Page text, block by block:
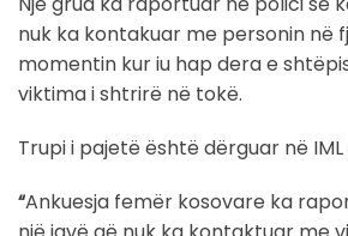
nuk ka kontakuar me personin në
momentin kur iu hap dera e
viktima i shtrirë në tokë.
Trupi i pajetë është dërguar në
“Ankuesja femër kosovare ka